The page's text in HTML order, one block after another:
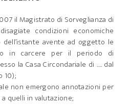
il Magistrato di Sorveglianza di
condizioni economiche
avente ad oggetto le
in carcere per il periodo di
la Casa Circondariale di …. dal
10);
non emergono annotazioni per
quelli in valutazione;